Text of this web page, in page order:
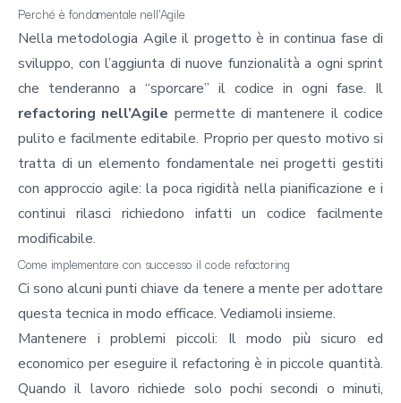
Perché è fondamentale nell'Agile
Nellametodologia Agile il progetto è in continua fase di
sviluppo, con l’aggiunta di nuove funzionalità a ogni sprint
che tenderanno a “sporcare” il codice in ogni fase. Il
refactoring nell’Agile permette di mantenere il codice
pulito e facilmente editabile. Proprio per questo motivo si
tratta di un elemento fondamentale nei progetti gestiti
con approccio agile: la poca rigidità nella pianificazione e i
continui rilasci richiedono infatti un codice facilmente
modificabile.
Come implementare con successo il code refactoring
Ci sono alcuni punti chiave da tenere a mente per adottare
questa tecnica in modo efficace. Vediamoli insieme.
Mantenere i problemi piccoli: Il modo più sicuro ed
economico per eseguire il refactoring è in piccole quantità.
Quando il lavoro richiede solo pochi secondi o minuti,